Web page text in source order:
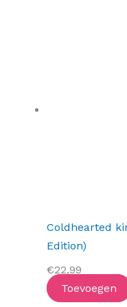
Coldhearted
Edition)
€22,99
Toevoegen